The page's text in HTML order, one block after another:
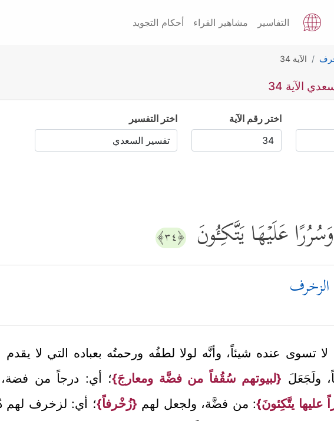
التفاسير مشاهير القراء أحكام التجويد
الآية 34
الآية 34
اختر رقم الآية اختر التفسير
عَلَیۡهَا یَتَّكِـُٔونَ ﴿٣٤﴾
الزخرف
لا تسوى عنده شيئاً، وأنَّه لولا لطفُه ورحمتُه بعباده التي لا
ولَجَعَلَ {لبيوتهم سُقُفاً من فضَّة ومعارجَ}؛ أي: درجاً من فضة،
عليها يتَّكِئونَ}: من فضَّة، ولجعل لهم {زُخْرفاً}؛ أي: لزخرف لهم